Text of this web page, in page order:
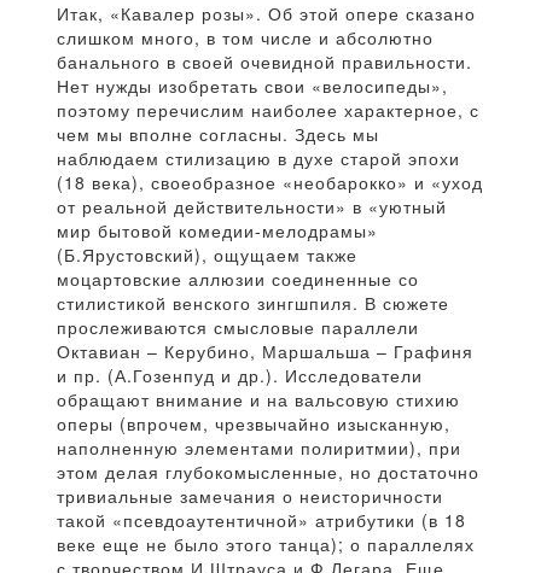
Итак, «Кавалер розы». Об этой опере сказано
слишком много, в том числе и абсолютно
банального в своей очевидной правильности.
Нет нужды изобретать свои «велосипеды»,
поэтому перечислим наиболее характерное, с
чем мы вполне согласны. Здесь мы
наблюдаем стилизацию в духе старой эпохи
(18 века), своеобразное «необарокко» и «уход
от реальной действительности» в «уютный
мир бытовой комедии-мелодрамы»
(Б.Ярустовский), ощущаем также
моцартовские аллюзии соединенные со
стилистикой венского зингшпиля. В сюжете
прослеживаются смысловые параллели
Октавиан – Керубино, Маршальша – Графиня
и пр. (А.Гозенпуд и др.). Исследователи
обращают внимание и на вальсовую стихию
оперы (впрочем, чрезвычайно изысканную,
наполненную элементами полиритмии), при
этом делая глубокомысленные, но достаточно
тривиальные замечания о неисторичности
такой «псевдоаутентичной» атрибутики (в 18
веке еще не было этого танца); о параллелях